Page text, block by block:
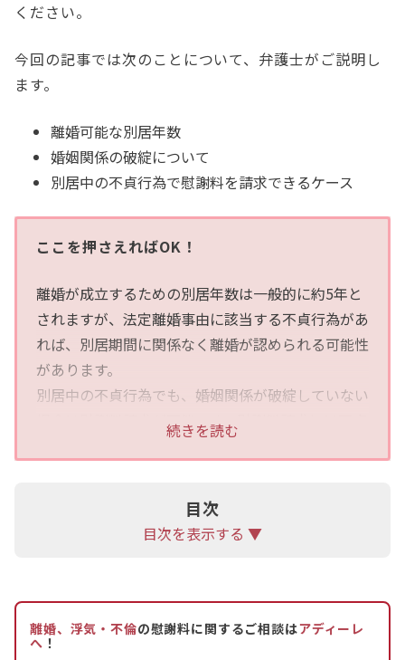
ください。
今回の記事では次のことについて、弁護士がご説明し
ます。
離婚可能な別居年数
婚姻関係の破綻について
別居中の不貞行為で慰謝料を請求できるケース
ここを押さえればOK！
離婚が成立するための別居年数は一般的に約5年と
されますが、法定離婚事由に該当する不貞行為があ
れば、別居期間に関係なく離婚が認められる可能性
があります。
別居中の不貞行為でも、婚姻関係が破綻していない
場合は慰謝料請求が可能です。慰謝料請求には不貞
判への移行を検討します。
弁護士に依頼すると、証拠集めから交渉、裁判まで
サポートを受けられます。離婚を検討している方
談ください。
続きを読む
目次
目次を表示する ▼
離婚、浮気・不倫の慰謝料に関するご相談はアディーレ
へ ！